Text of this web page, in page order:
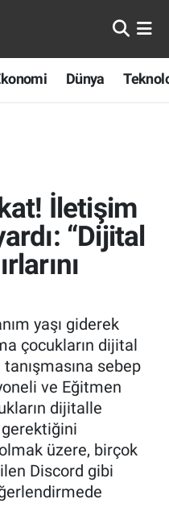
Dünya
İletişim
“Dijital
yaşı giderek
çocukların dijital
sebep
ve Eğitmen
dijitalle
üzere, birçok
Discord gibi
Fikstür